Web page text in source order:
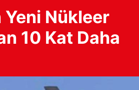
Nükleer
10 Kat Daha